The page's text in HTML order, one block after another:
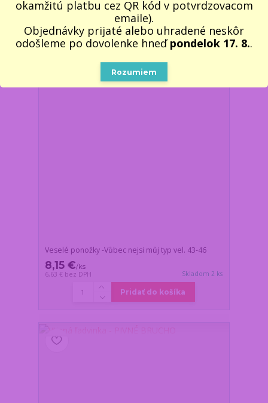
6,63 €
bez DPH Skladom 3 ks
Pridať do košíka
Veselé ponožky -Vůbec nejsi můj typ vel. 43-46
8,15 €/ks
6,63 € bez DPH Skladom 2 ks
Pridať do košíka
okamžitú platbu cez QR kód v potvrdzovacom
emaile).
Objednávky prijaté alebo uhradené neskôr
odošleme po dovolenke hneďpondelok 17. 8..
Rozumiem